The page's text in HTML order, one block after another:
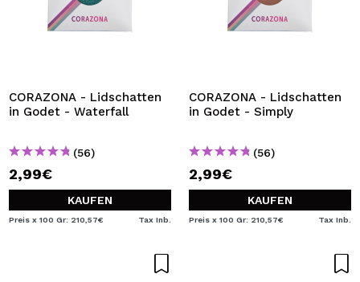
CORAZONA - Lidschatten
in Godet - Waterfall
(56)
2,99€
KAUFEN
Preis x 100 Gr: 210,57€ Tax Inb.
CORAZONA - Lidschatten
in Godet - Simply
(56)
2,99€
KAUFEN
Preis x 100 Gr: 210,57€ Tax Inb.